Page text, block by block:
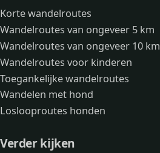
Korte wandelroutes
Wandelroutes van ongeveer 5 km
Wandelroutes van ongeveer 10 km
Wandelroutes voor kinderen
Toegankelijke wandelroutes
Wandelen met hond
Loslooproutes honden
Verder kijken